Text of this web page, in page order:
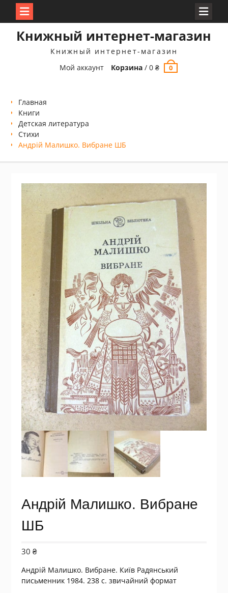
Книжный интернет-магазин
Книжный интернет-магазин
Мой аккаунт
Корзина /0₴ 0
Главная
Книги
Детская литература
Стихи
Андрій Малишко. Вибране ШБ
Андрій Малишко. Вибране
ШБ
30 ₴
Андрій Малишко. Вибране. Київ Радянський
письменник 1984. 238 с. звичайний формат